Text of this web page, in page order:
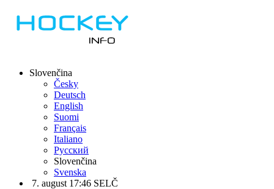
Slovenčina
Česky
Deutsch
English
Suomi
Français
Italiano
Русский
Slovenčina
Svenska
7. august 17:46 SELČ